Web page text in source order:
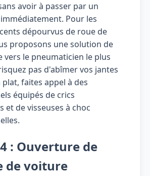
avoir à passer par un
Pour les
dépourvus de roue de
proposons une solution de
vers le pneumaticien le plus
pas d'abîmer vos jantes
faites appel à des
équipés de crics
et de visseuses à choc
: Ouverture de
de voiture